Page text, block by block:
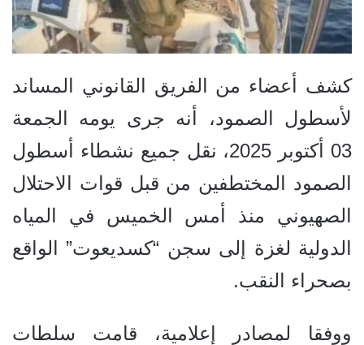
كشف أعضاء من الفريق القانوني المساند
لأسطول الصمود، أنه جرى يومه الجمعة
03 أكتوبر 2025، نقل جميع نشطاء أسطول
الصمود المختطفين من قبل قوات الاحتلال
الصهيوني منذ أمس الخميس في المياه
الدولية لغزة إلى سجن “كسديعوت” الواقع
بصحراء النقب.
ووفقا لمصادر إعلامية، قامت سلطات